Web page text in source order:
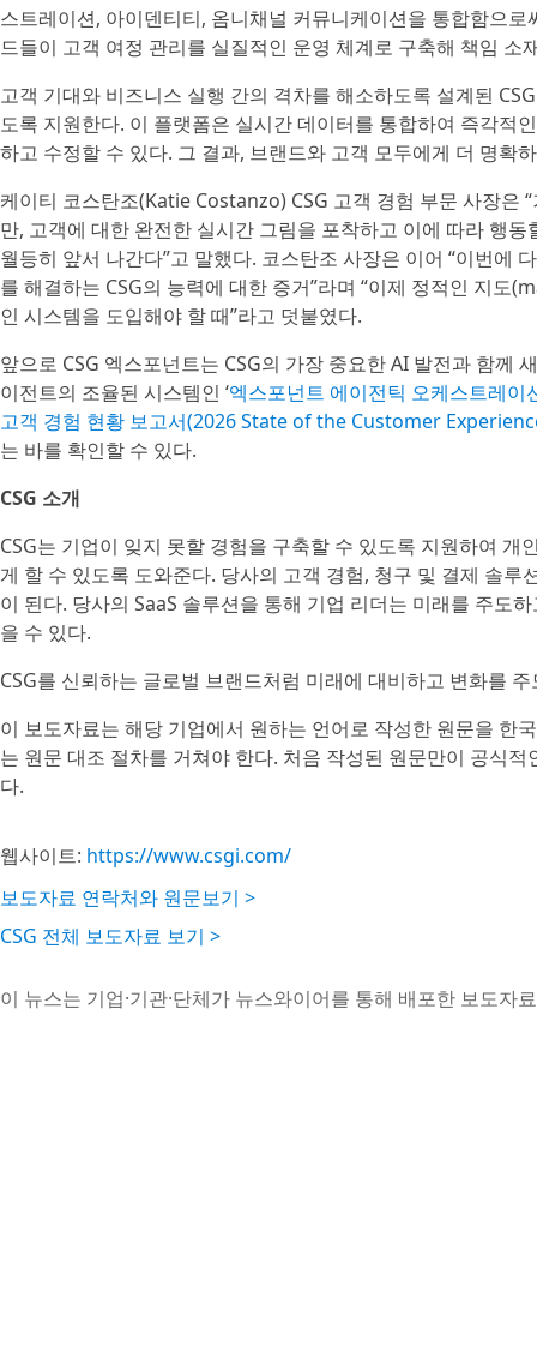
스트레이션, 아이덴티티, 옴니채널 커뮤니케이션을 통합함으
드들이 고객 여정 관리를 실질적인 운영 체계로 구축해 책임
고객 기대와 비즈니스 실행 간의 격차를 해소하도록 설계된
도록 지원한다. 이 플랫폼은 실시간 데이터를 통합하여 즉각적
하고 수정할 수 있다. 그 결과, 브랜드와 고객 모두에게 더 명확
케이티 코스탄조(Katie Costanzo) CSG 고객 경험 부문 사장
만, 고객에 대한 완전한 실시간 그림을 포착하고 이에 따라 행
월등히 앞서 나간다”고 말했다. 코스탄조 사장은 이어 “이번에
를 해결하는 CSG의 능력에 대한 증거”라며 “이제 정적인 지
인 시스템을 도입해야 할 때”라고 덧붙였다.
앞으로 CSG 엑스포넌트는 CSG의 가장 중요한 AI 발전과 함께
이전트의 조율된 시스템인 ‘엑스포넌트 에이전틱 오케스트레
고객 경험 현황 보고서(2026 State of the Customer
는 바를 확인할 수 있다.
CSG 소개
CSG는 기업이 잊지 못할 경험을 구축할 수 있도록 지원하여
게 할 수 있도록 도와준다. 당사의 고객 경험, 청구 및 결제 솔
이 된다. 당사의 SaaS 솔루션을 통해 기업 리더는 미래를 주도
을 수 있다.
CSG를 신뢰하는 글로벌 브랜드처럼 미래에 대비하고 변화를
이 보도자료는 해당 기업에서 원하는 언어로 작성한 원문을 한
는 원문 대조 절차를 거쳐야 한다. 처음 작성된 원문만이 공식
다.
웹사이트: https://www.csgi.com/
보도자료 연락처와 원문보기 >
CSG 전체 보도자료 보기 >
이 뉴스는 기업·기관·단체가 뉴스와이어를 통해 배포한 보도자